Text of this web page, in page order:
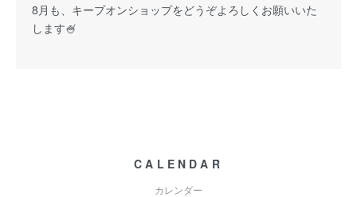
8月も、キープオンショップをどうぞよろしくお願いいた
します🍧
CALENDAR
カレンダー